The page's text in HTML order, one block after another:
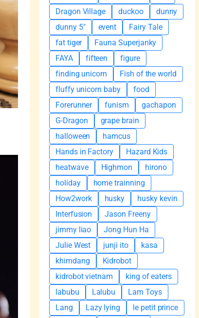
Dragon Village
duckoo
dunny
dunny 5"
event
Fairy Tale
fat tiger
Fauna Superjanky
FAYA
fifteen
figure
finding unicorn
Fish of the world
fluffy unicorn baby
food
Forerunner
funism
gachapon
G-Dragon
grape brain
halloween
hamcus
Hands in Factory
Hazard Kids
heatwave
Highmon
hirono
holiday
home trainning
How2work
husky
husky kevin
Interfusion
Jason Freeny
jimmy liao
Jong Hun Ha
Julie West
junji ito
kasa
khimdang
Kidrobot
kidrobot vietnam
king of eaters
labubu
Lalubu
Lam Toys
Lang
Lazy lying
le petit prince